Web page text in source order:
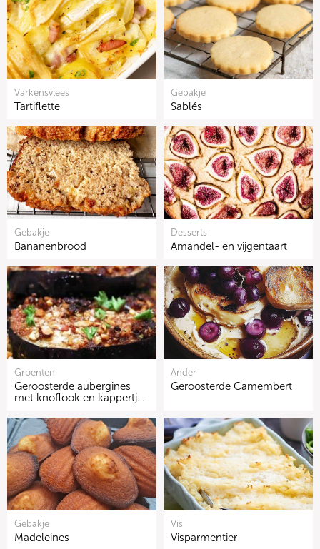
Varkensvlees
Tartiflette
Gebakje
Sablés
Gebakje
Bananenbrood
Desserts
Amandel- en vijgentaart
Groenten
Geroosterde aubergines
met knoflook en kappertj…
Ander
Geroosterde Camembert
Gebakje
Madeleines
Vis
Visparmentier